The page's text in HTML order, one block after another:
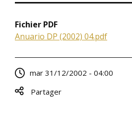
Fichier PDF
Anuario DP (2002) 04.pdf
mar 31/12/2002 - 04:00
Partager